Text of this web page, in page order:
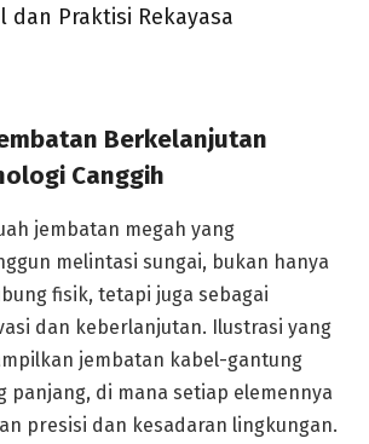
dan Praktisi Rekayasa
Berkelanjutan
Canggih
jembatan megah yang
melintasi sungai, bukan hanya
fisik, tetapi juga sebagai
dan keberlanjutan. Ilustrasi yang
jembatan kabel-gantung
panjang, di mana setiap elemennya
presisi dan kesadaran lingkungan.